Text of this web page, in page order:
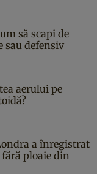
să scapi de
sau defensiv
aerului pe
a înregistrat
ploaie din